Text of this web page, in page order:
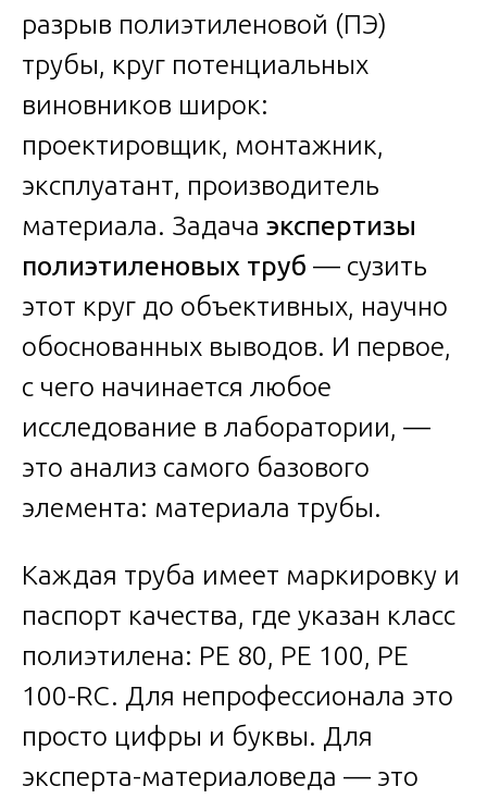
разрыв полиэтиленовой (ПЭ)
трубы, круг потенциальных
виновников широк:
проектировщик, монтажник,
эксплуатант, производитель
материала. Задача экспертизы
полиэтиленовых труб — сузить
этот круг до объективных, научно
обоснованных выводов. И первое,
с чего начинается любое
исследование в лаборатории, —
это анализ самого базового
элемента: материала трубы.
Каждая труба имеет маркировку и
паспорт качества, где указан класс
полиэтилена: PE 80, PE 100, PE
100-RC. Для непрофессионала это
просто цифры и буквы. Для
эксперта-материаловеда — это